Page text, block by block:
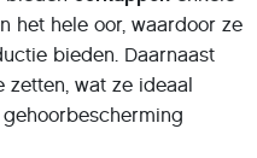
het hele oor, waardoor ze
bieden. Daarnaast
wat ze ideaal